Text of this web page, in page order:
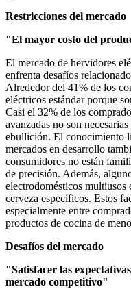
Restricciones del mercado
"El mayor costo del
El mercado de hervidores
enfrenta desafíos
Alrededor del 41% de los
eléctricos estándar porque
Casi el 32% de los
avanzadas no son
ebullición. El conocimiento
mercados en desarrollo
consumidores no están
de precisión. Además,
electrodomésticos multiusos
cerveza específicos. Estos
especialmente entre
productos de cocina de
Desafíos del mercado
"Satisfacer las
mercado competitivo"